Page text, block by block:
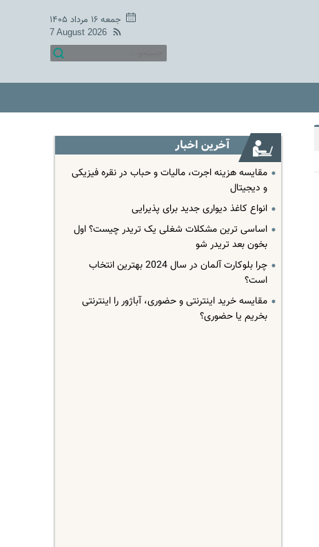
جمعه ۱۶ مرداد ۱۴۰۵
7 August 2026
آخرین اخبار
مقایسه هزینه اجرت، مالیات و حباب در نقره فیزیکی
و دیجیتال
انواع کاغذ دیواری جدید برای پذیرایی
اساسی ترین مشکلات شغلی یک تریدر چیست؟ اول
بخون بعد تریدر شو
چرا بلوکارت آلمان در سال 2024 بهترین انتخاب
است؟
مقایسه خرید اینترنتی و حضوری، آباژور را اینترنتی
بخریم یا حضوری؟